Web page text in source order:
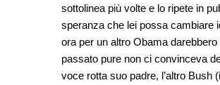
sottolinea più volte e lo ripete in
speranza che lei possa cambiare
ora per un altro Obama
passato pure non ci convinceva
voce rotta suo padre, l’altro Bush